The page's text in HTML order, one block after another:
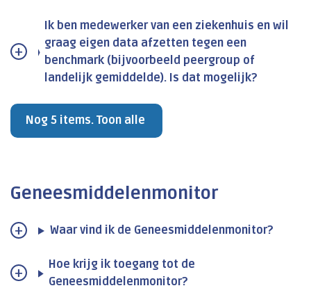
Ik ben medewerker van een ziekenhuis en wil
graag eigen data afzetten tegen een
benchmark (bijvoorbeeld peergroup of
landelijk gemiddelde). Is dat mogelijk?
Nog 5 items. Toon alle
Geneesmiddelenmonitor
Waar vind ik de Geneesmiddelenmonitor?
Hoe krijg ik toegang tot de
Geneesmiddelenmonitor?